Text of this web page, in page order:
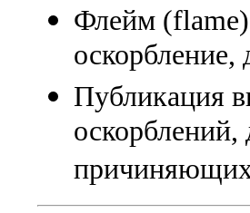
Флейм
Публикация